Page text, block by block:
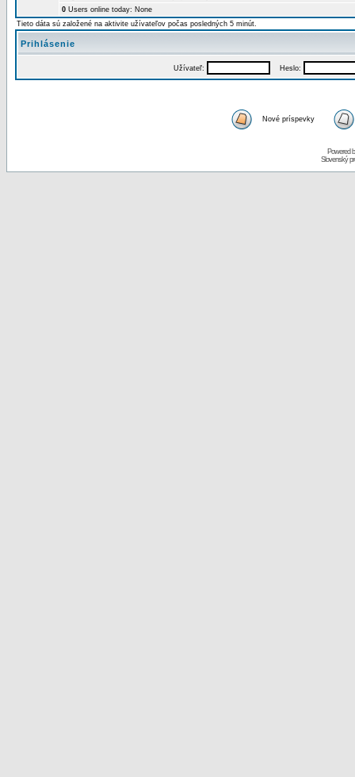
0 Users online today: None
Tieto dáta sú založené na aktivite užívateľov počas posledných 5 minút.
Prihlásenie
Užívateľ: Heslo:
Nové príspevky
Powered
Slovenský